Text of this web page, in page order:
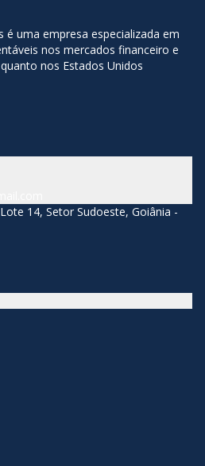
é uma empresa especializada em
nos mercados financeiro e
nos Estados Unidos
14, Setor Sudoeste, Goiânia -